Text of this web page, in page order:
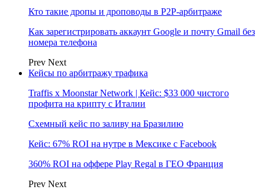
Кто такие дропы и дроповоды в P2P-арбитраже
Как зарегистрировать аккаунт Google и почту Gmail без
номера телефона
Prev Next
Кейсы по арбитражу трафика
Traffis x Moonstar Network | Кейс: $33 000 чистого
профита на крипту с Италии
Схемный кейс по заливу на Бразилию
Кейс: 67% ROI на нутре в Мексике с Facebook
360% ROI на оффере Play Regal в ГЕО Франция
Prev Next